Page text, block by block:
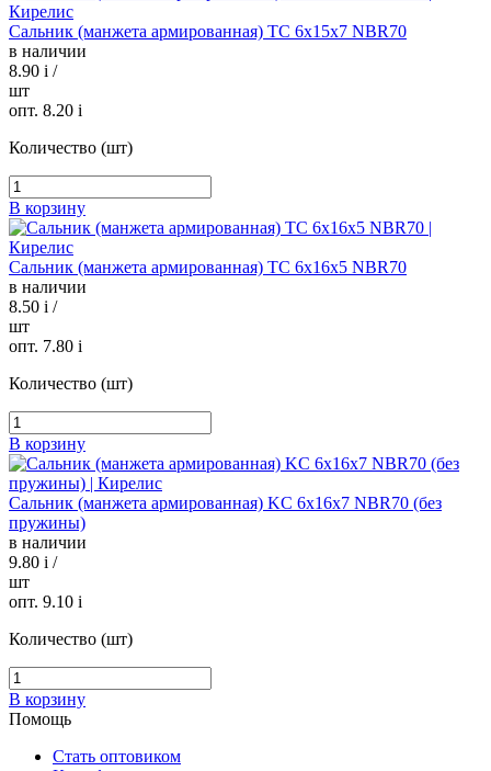
Сальник (манжета армированная) TC 6х15х7 NBR70
в наличии
8.90 i /
шт
опт. 8.20 i
Количество (шт)
В корзину
Сальник (манжета армированная) TC 6х16х5 NBR70
в наличии
8.50 i /
шт
опт. 7.80 i
Количество (шт)
В корзину
Сальник (манжета армированная) KC 6х16х7 NBR70 (без
пружины)
в наличии
9.80 i /
шт
опт. 9.10 i
Количество (шт)
В корзину
Помощь
Стать оптовиком